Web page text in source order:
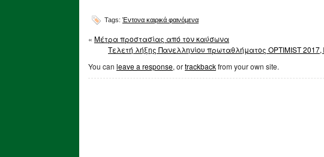
Tags: Έντονα καιρικά φαινόμενα
« Μέτρα προστασίας από τον καύσωνα
Τελετή λήξης Πανελληνίου πρωταθλήματος OPTIMIST
You can leave a response, ortrackbackfrom your own site.